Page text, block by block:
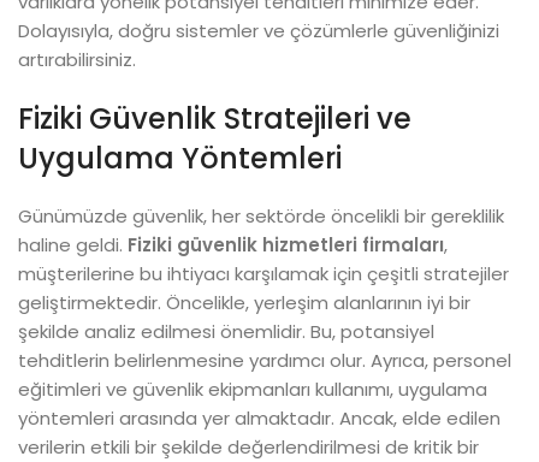
Dolayısıyla, doğru sistemler ve çözümlerle güvenliğinizi
artırabilirsiniz.
Fiziki Güvenlik Stratejileri ve
Uygulama Yöntemleri
Günümüzde güvenlik, her sektörde öncelikli bir gereklilik
haline geldi. Fiziki güvenlik hizmetleri firmaları,
müşterilerine bu ihtiyacı karşılamak için çeşitli stratejiler
geliştirmektedir. Öncelikle, yerleşim alanlarının iyi bir
şekilde analiz edilmesi önemlidir. Bu, potansiyel
tehditlerin belirlenmesine yardımcı olur. Ayrıca, personel
eğitimleri ve güvenlik ekipmanları kullanımı, uygulama
yöntemleri arasında yer almaktadır. Ancak, elde edilen
verilerin etkili bir şekilde değerlendirilmesi de kritik bir